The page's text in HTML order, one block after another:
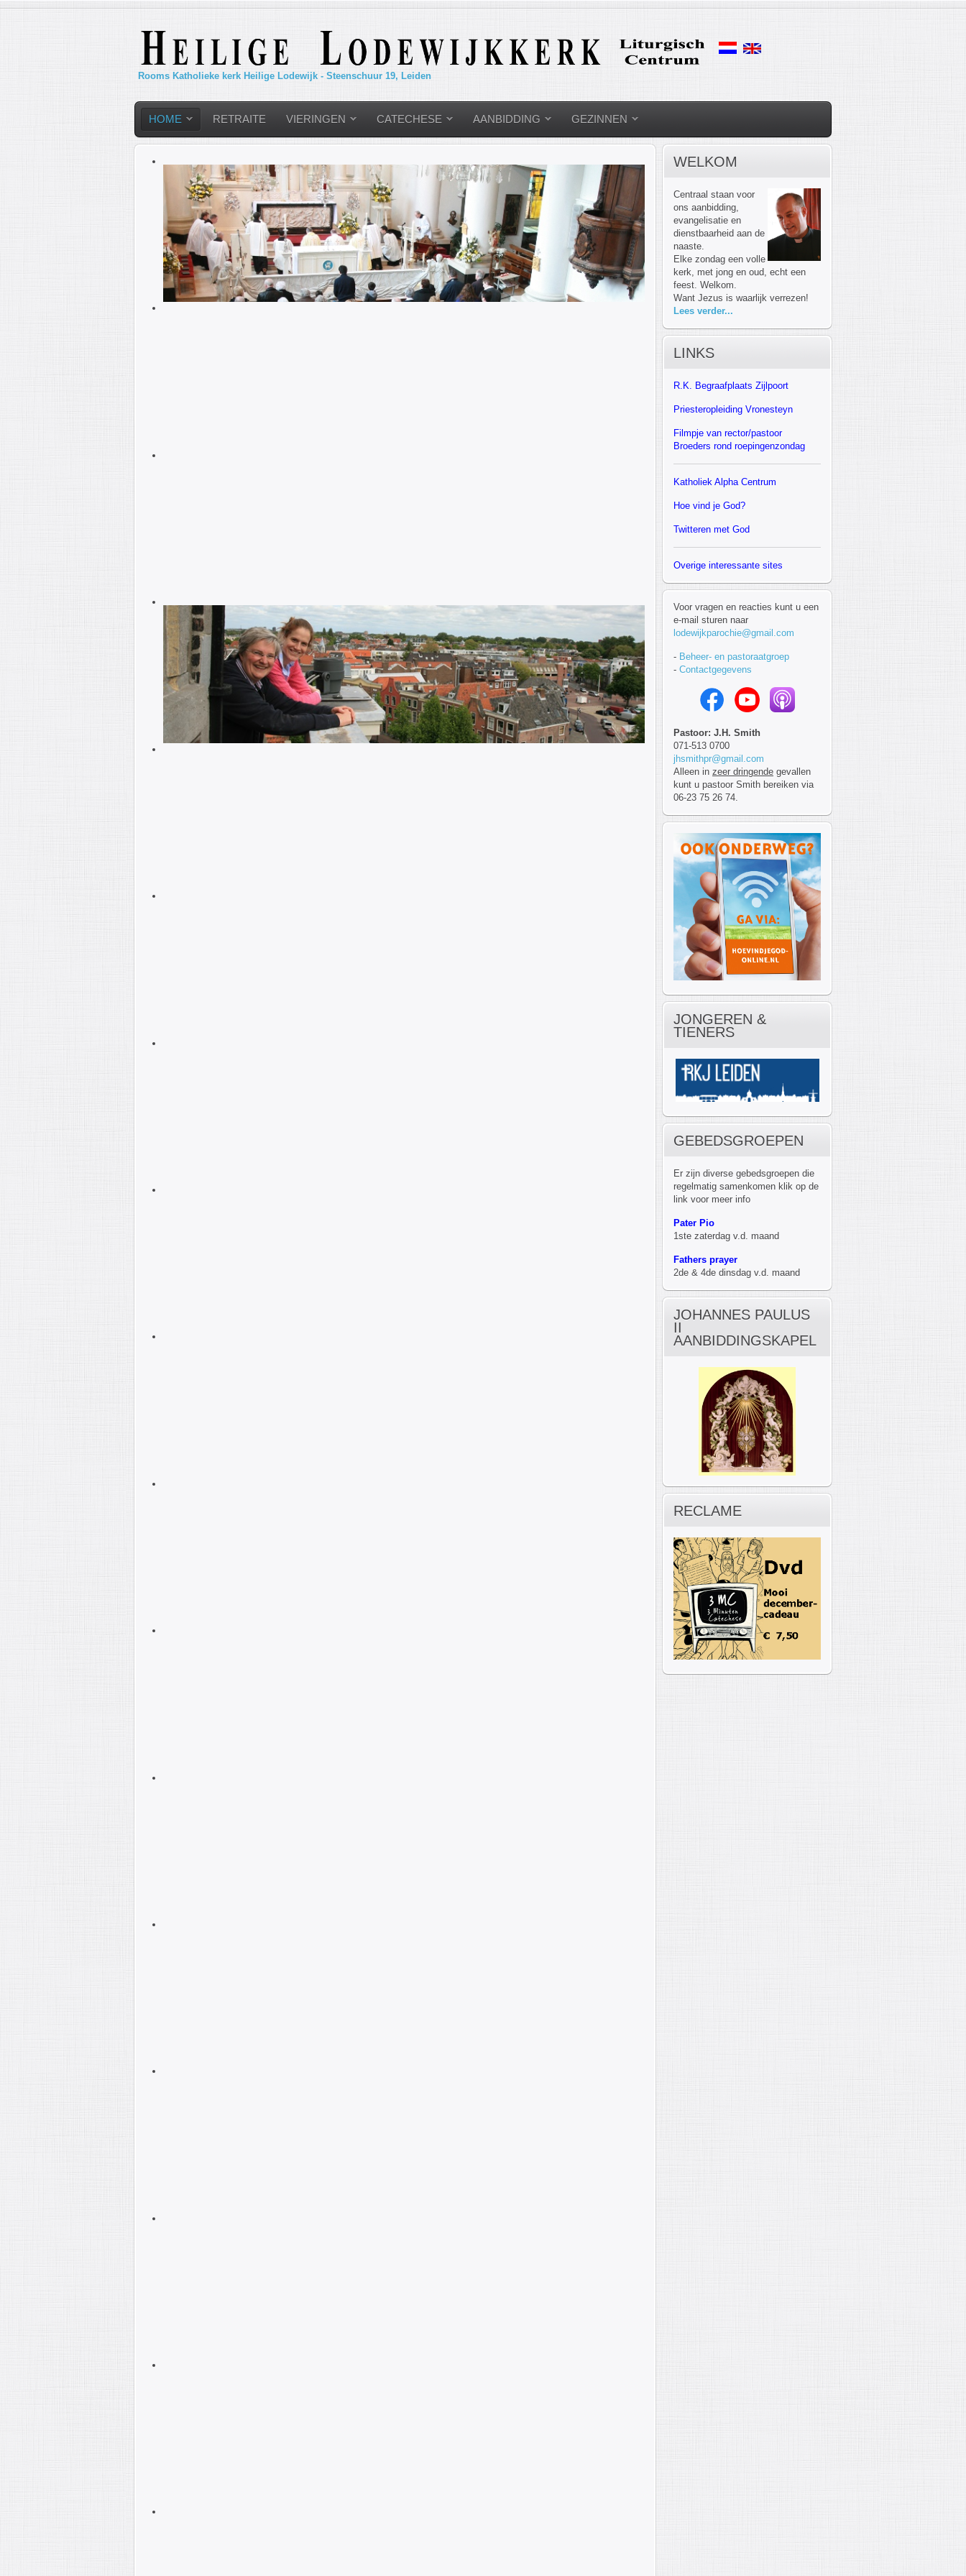
Rooms Katholieke kerk Heilige Lodewijk - Steenschuur 19, Leiden
HOME RETRAITE VIERINGEN CATECHESE AANBIDDING GEZINNEN
WELKOM
Centraal staan voor
ons aanbidding,
evangelisatie en
dienstbaarheid aan de
naaste.
Elke zondag een volle
kerk, met jong en oud, echt een
feest. Welkom.
Want Jezus is waarlijk verrezen!
Lees verder...
LINKS
R.K. Begraafplaats Zijlpoort
Priesteropleiding Vronesteyn
Filmpje van rector/pastoor
Broeders rond roepingenzondag
Katholiek Alpha Centrum
Hoe vind je God?
Twitteren met God
Overige interessante sites
Voor vragen en reacties kunt u een
e-mail sturen naar
lodewijkparochie@gmail.com
- Beheer- en pastoraatgroep
- Contactgegevens
Pastoor: J.H. Smith
071-513 0700
jhsmithpr@gmail.com
Alleen in zeer dringende gevallen
kunt u pastoor Smith bereiken via
06-23 75 26 74.
JONGEREN &
TIENERS
GEBEDSGROEPEN
Er zijn diverse gebedsgroepen die
regelmatig samenkomen klik op de
link voor meer info
Pater Pio
1ste zaterdag v.d. maand
Fathers prayer
2de & 4de dinsdag v.d. maand
JOHANNES PAULUS
II
AANBIDDINGSKAPEL
RECLAME